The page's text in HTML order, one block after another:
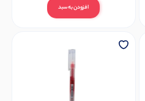
افزودن به سبد